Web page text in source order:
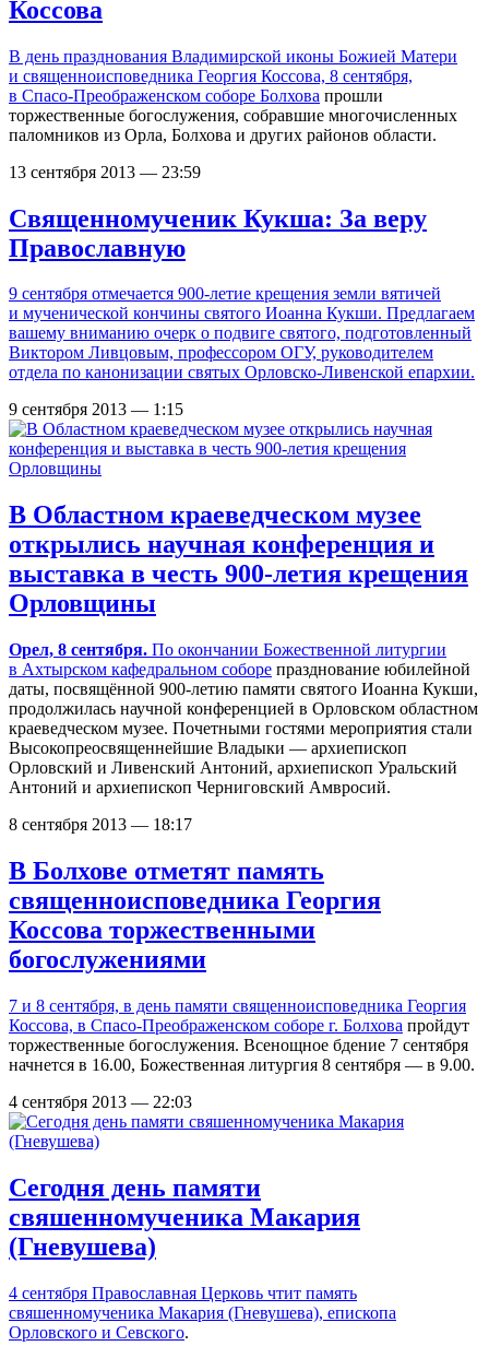
Коссова
В день празднования Владимирской иконы Божией Матери
и священноисповедника Георгия Коссова, 8 сентября,
в Спасо-Преображенском соборе Болхова прошли
торжественные богослужения, собравшие многочисленных
паломников из Орла, Болхова и других районов области.
13 сентября 2013 — 23:59
Священномученик Кукша: За веру
Православную
9 сентября отмечается 900-летие крещения земли вятичей
и мученической кончины святого Иоанна Кукши. Предлагаем
вашему вниманию очерк о подвиге святого, подготовленный
Виктором Ливцовым, профессором ОГУ, руководителем
отдела по канонизации святых Орловско-Ливенской епархии.
9 сентября 2013 — 1:15
В Областном краеведческом музее
открылись научная конференция и
выставка в честь 900-летия крещения
Орловщины
Орел, 8 сентября. По окончании Божественной литургии
в Ахтырском кафедральном соборе празднование юбилейной
даты, посвящённой 900-летию памяти святого Иоанна Кукши,
продолжилась научной конференцией в Орловском областном
краеведческом музее. Почетными гостями мероприятия стали
Высокопреосвященнейшие Владыки — архиепископ
Орловский и Ливенский Антоний, архиепископ Уральский
Антоний и архиепископ Черниговский Амвросий.
8 сентября 2013 — 18:17
В Болхове отметят память
священноисповедника Георгия
Коссова торжественными
богослужениями
7 и 8 сентября, в день памяти священноисповедника Георгия
Коссова, в Спасо-Преображенском соборе г. Болхова пройдут
торжественные богослужения. Всенощное бдение 7 сентября
начнется в 16.00, Божественная литургия 8 сентября — в 9.00.
4 сентября 2013 — 22:03
Сегодня день памяти
свяшенномученика Макария
(Гневушева)
4 сентября Православная Церковь чтит память
свяшенномученика Макария (Гневушева), епископа
Орловского и Севского.